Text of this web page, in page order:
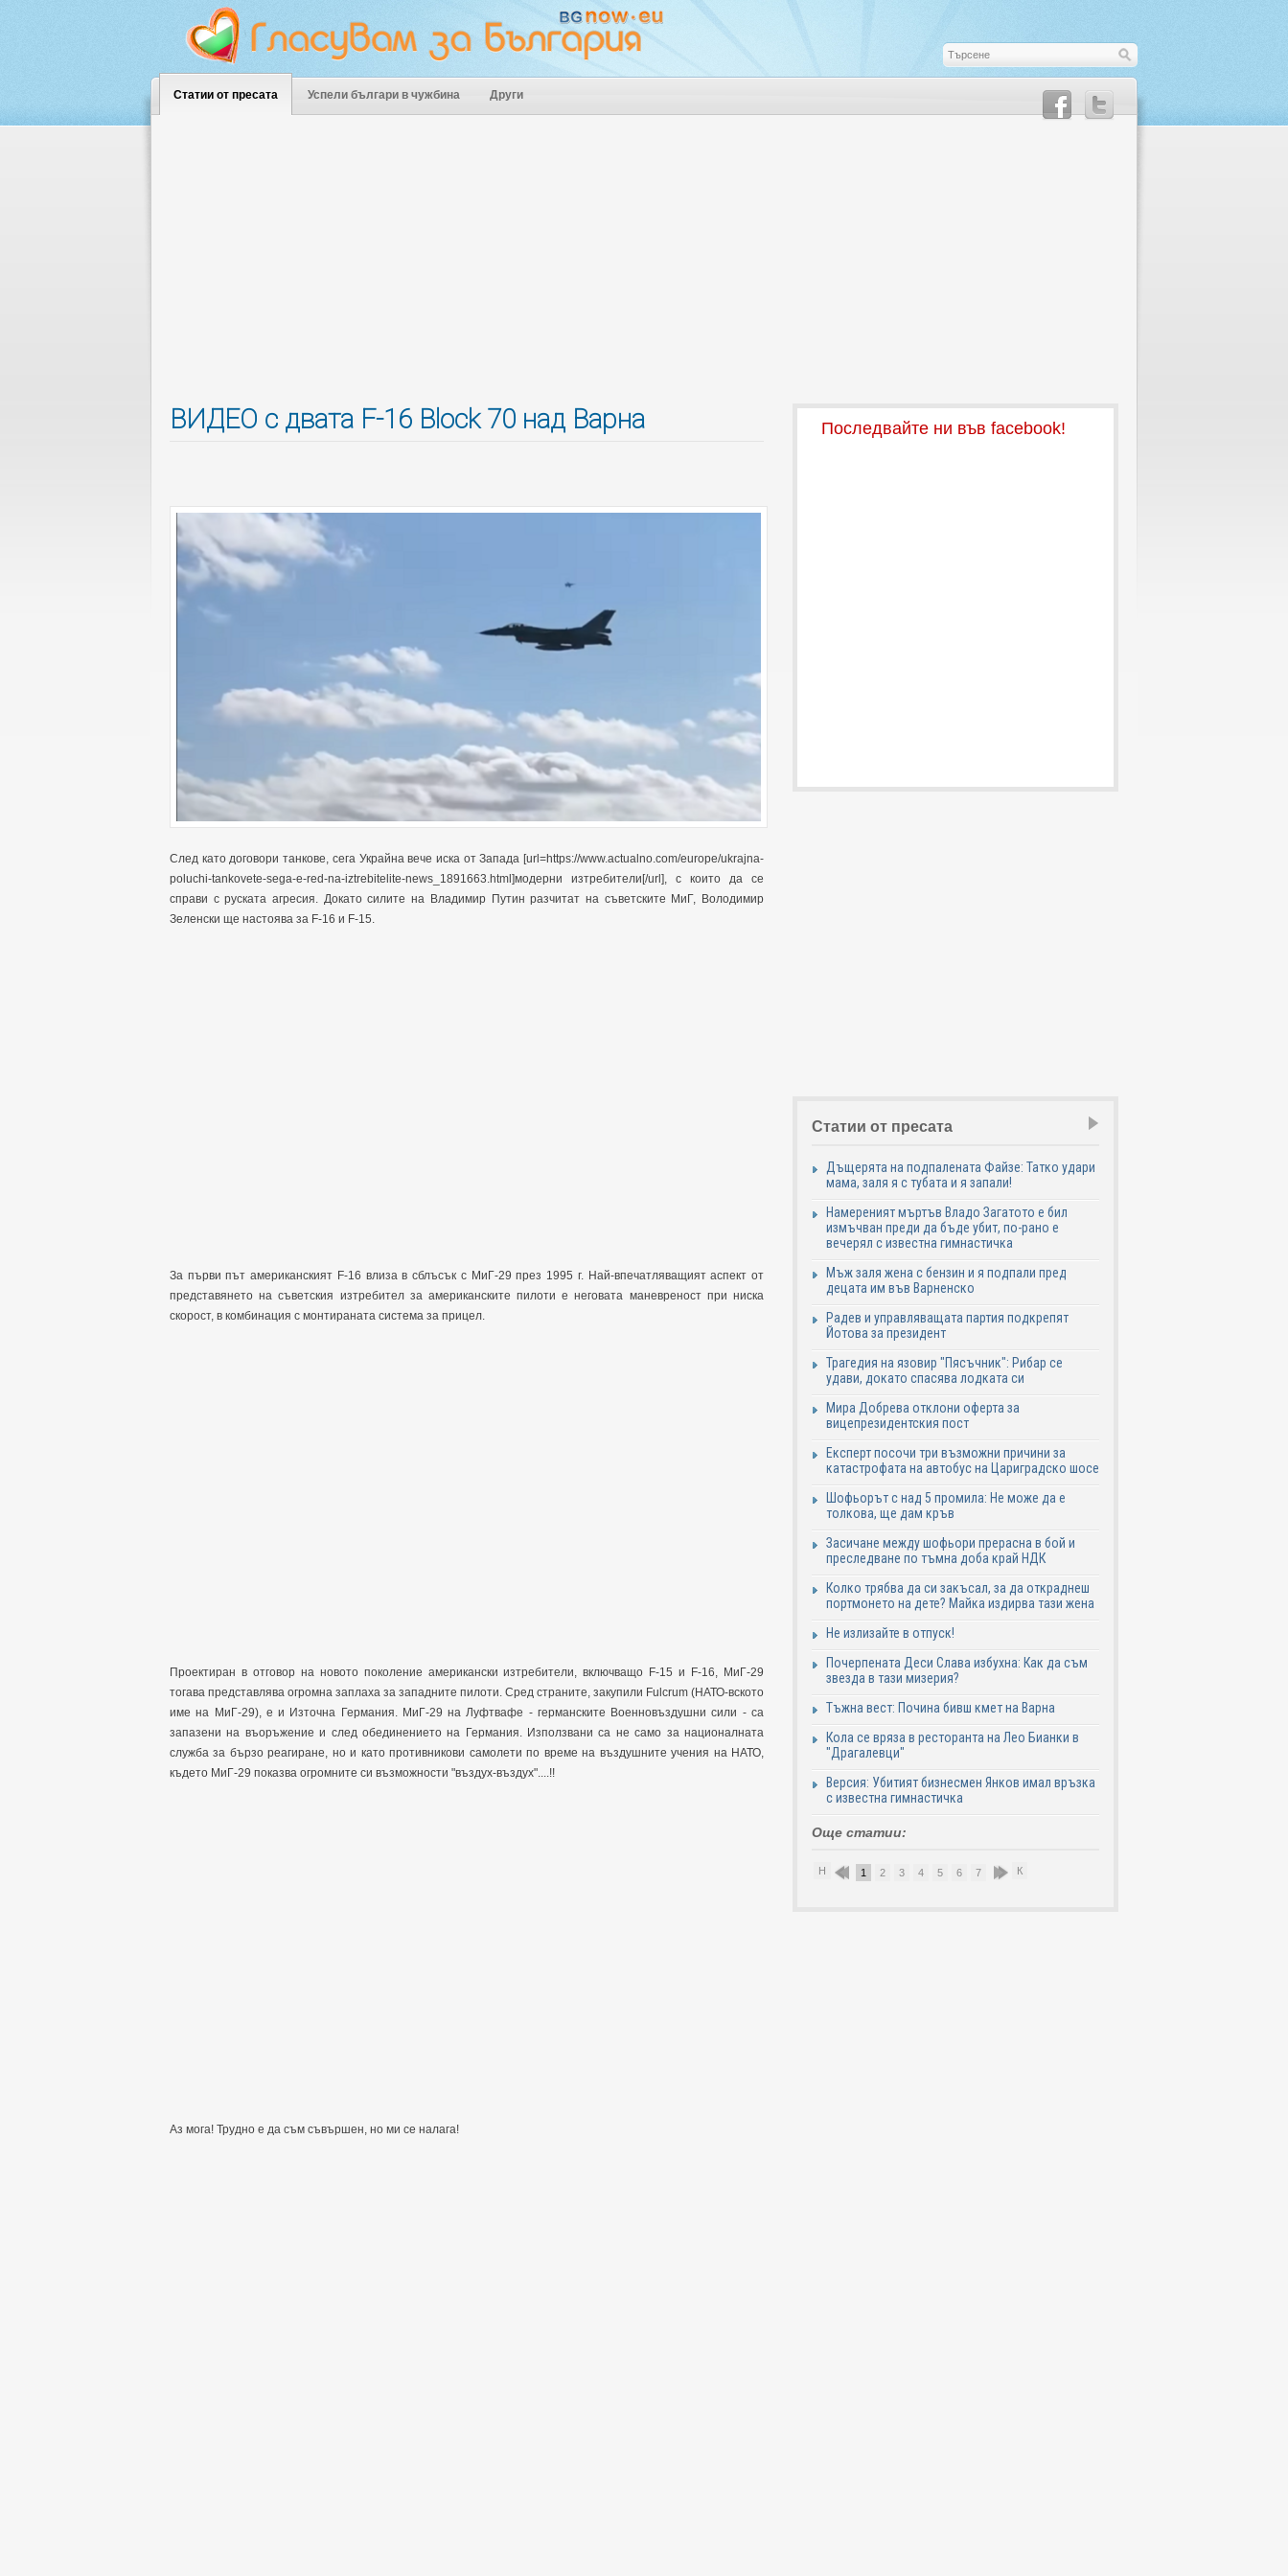
Статии от пресата Успели българи в чужбина Други
ВИДЕО с двата F-16 Block 70 над Варна
След като договори танкове, сега Украйна вече иска от Запада [url=https://www.actualno.com/europe/ukrajna-
poluchi-tankovete-sega-e-red-na-iztrebitelite-news_1891663.html]модерни изтребители[/url], с които да се
справи с руската агресия. Докато силите на Владимир Путин разчитат на съветските МиГ, Володимир
Зеленски ще настоява за F-16 и F-15.
За първи път американският F-16 влиза в сблъсък с МиГ-29 през 1995 г. Най-впечатляващият аспект от
представянето на съветския изтребител за американските пилоти е неговата маневреност при ниска
скорост, в комбинация с монтираната система за прицел.
Проектиран в отговор на новото поколение американски изтребители, включващо F-15 и F-16, МиГ-29
тогава представлява огромна заплаха за западните пилоти. Сред страните, закупили Fulcrum (НАТО-вското
име на МиГ-29), е и Източна Германия. МиГ-29 на Луфтвафе - германските Военновъздушни сили - са
запазени на въоръжение и след обединението на Германия. Използвани са не само за националната
служба за бързо реагиране, но и като противникови самолети по време на въздушните учения на НАТО,
където МиГ-29 показва огромните си възможности "въздух-въздух"....!!
Аз мога! Трудно е да съм съвършен, но ми се налага!
Последвайте ни във facebook!
Статии от пресата
Дъщерята на подпалената Файзе: Татко удари
мама, заля я с тубата и я запали!
Намереният мъртъв Владо Загатото е бил
измъчван преди да бъде убит, по-рано е
вечерял с известна гимнастичка
Мъж заля жена с бензин и я подпали пред
децата им във Варненско
Радев и управляващата партия подкрепят
Йотова за президент
Трагедия на язовир "Пясъчник": Рибар се
удави, докато спасява лодката си
Мира Добрева отклони оферта за
вицепрезидентския пост
Експерт посочи три възможни причини за
катастрофата на автобус на Цариградско шосе
Шофьорът с над 5 промила: Не може да е
толкова, ще дам кръв
Засичане между шофьори прерасна в бой и
преследване по тъмна доба край НДК
Колко трябва да си закъсал, за да откраднеш
портмонето на дете? Майка издирва тази жена
Не излизайте в отпуск!
Почерпената Деси Слава избухна: Как да съм
звезда в тази мизерия?
Тъжна вест: Почина бивш кмет на Варна
Кола се вряза в ресторанта на Лео Бианки в
"Драгалевци"
Версия: Убитият бизнесмен Янков имал връзка
с известна гимнастичка
Още статии:
Н 1 2 3 4 5 6 7 8 9К